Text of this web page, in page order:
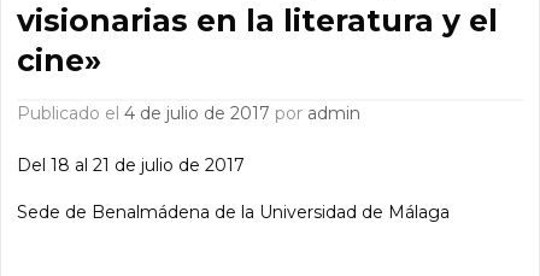
visionarias en la literatura y el
cine»
Publicado el4 de julio de 2017 por admin
Del 18 al 21 de julio de 2017
Sede de Benalmádena de la Universidad de Málaga